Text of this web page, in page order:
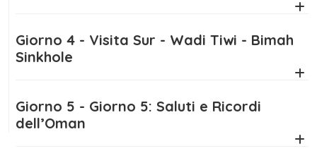
Giorno 4 - Visita Sur - Wadi Tiwi - Bimah
Sinkhole
Giorno 5 - Giorno 5: Saluti e Ricordi
dell’Oman